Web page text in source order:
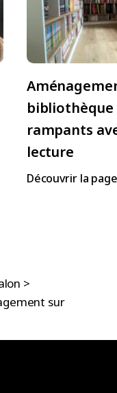
bibliothèque
rampants
lecture
Découvrir la
>
sur